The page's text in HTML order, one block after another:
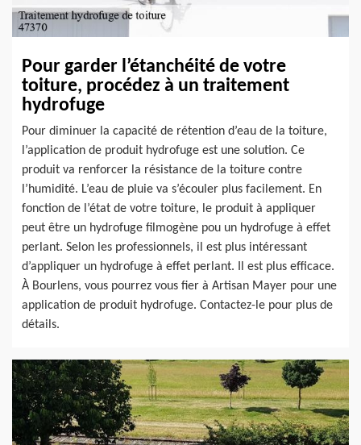
Pour garder l’étanchéité de votre
toiture, procédez à un traitement
hydrofuge
Pour diminuer la capacité de rétention d’eau de la toiture,
l’application de produit hydrofuge est une solution. Ce
produit va renforcer la résistance de la toiture contre
l’humidité. L’eau de pluie va s’écouler plus facilement. En
fonction de l’état de votre toiture, le produit à appliquer
peut être un hydrofuge filmogène pou un hydrofuge à effet
perlant. Selon les professionnels, il est plus intéressant
d’appliquer un hydrofuge à effet perlant. Il est plus efficace.
À Bourlens, vous pourrez vous fier à Artisan Mayer pour une
application de produit hydrofuge. Contactez-le pour plus de
détails.